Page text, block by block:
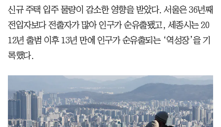
신규 주택 입주 물량이 감소한 영향을 받았다. 서울은 36년째
전입자보다 전출자가 많아 인구가 순유출됐고, 세종시는 20
12년 출범 이후 13년 만에 인구가 순유출되는 ‘역성장’을 기
록했다.